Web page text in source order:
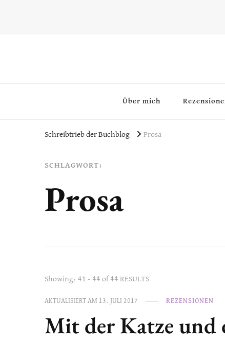
Über mich
Schreibtrieb der Buchblog Prosa
SCHLAGWORT:
Prosa
Showing: 41 - 44 of 44 RESULTS
AKTUALISIERT AM 13. JULI 2017 REZENSIONEN
Mit der Katze und